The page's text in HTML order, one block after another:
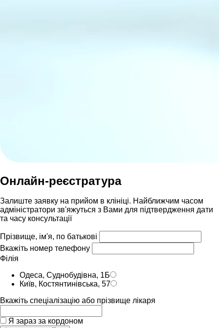
Онлайн-реєстратура
Залиште заявку на прийом в клініці. Найближчим часом
адмiнiстратори зв'яжуться з Вами для пiдтвердження дати
та часу консультацiï
Прізвище, ім'я, по батькові
Вкажіть номер телефону
Філія
Одеса, Суднобудівна, 1Б
Київ, Костянтинівська, 57
Вкажіть спеціалізацію або прізвище лікаря
Я зараз за кордоном